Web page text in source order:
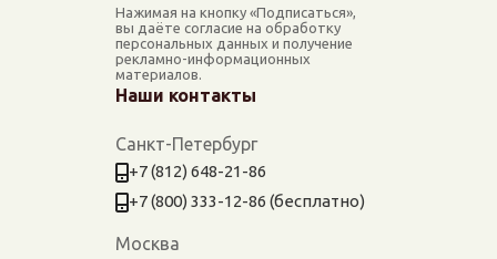
Нажимая на кнопку «Подписаться»,
вы даёте согласие на обработку
персональных данных и получение
рекламно-информационных
материалов.
Наши контакты
Санкт-Петербург
+7 (812) 648-21-86
+7 (800) 333-12-86 (бесплатно)
Москва